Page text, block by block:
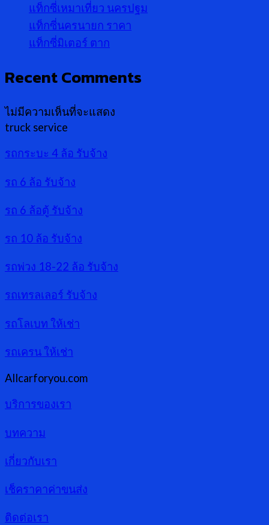
แท็กซี่เหมาเที่ยว นครปฐม
แท็กซี่นครนายก ราคา
แท็กซี่มิเตอร์ ตาก
Recent Comments
ไม่มีความเห็นที่จะแสดง
truck service
รถกระบะ 4 ล้อ รับจ้าง
รถ 6 ล้อ รับจ้าง
รถ 6 ล้อตู้ รับจ้าง
รถ 10 ล้อ รับจ้าง
รถพ่วง 18-22 ล้อ รับจ้าง
รถเทรลเลอร์ รับจ้าง
รถโลเบท ให้เช่า
รถเครน ให้เช่า
Allcarforyou.com
บริการของเรา
บทความ
เกี่ยวกับเรา
เช็คราคาค่าขนส่ง
ติดต่อเรา